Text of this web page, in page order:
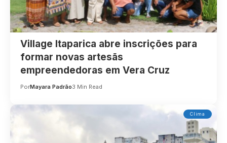
Village Itaparica abre inscrições para
formar novas artesãs
empreendedoras em Vera Cruz
PorMayara Padrão3 Min Read
Clima